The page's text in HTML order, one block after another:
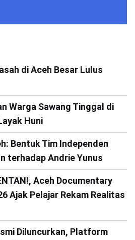
di Aceh Besar Lulus
Warga Sawang Tinggal di
Huni
Bentuk Tim Independen
terhadap Andrie Yunus
Aceh Documentary
Ajak Pelajar Rekam Realitas
Diluncurkan, Platform